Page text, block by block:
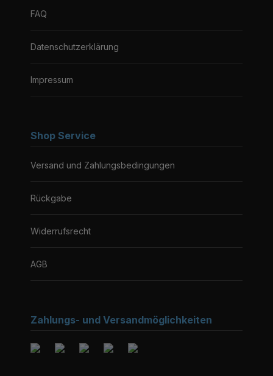
FAQ
Datenschutzerklärung
Impressum
Shop Service
Versand und Zahlungsbedingungen
Rückgabe
Widerrufsrecht
AGB
Zahlungs- und Versandmöglichkeiten